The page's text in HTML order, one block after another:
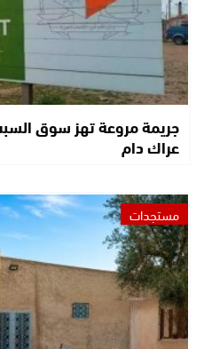
جريمة مروعة تهز سوق
عراك دام
مستجدات